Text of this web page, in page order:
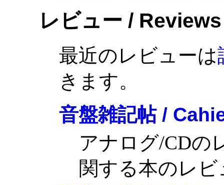
レビュー / Reviews
最近のレビューは
きます。
音盤雑記帖 /
アナログ/CDの
関する本のレビ